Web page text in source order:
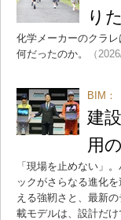
り
化学メーカーのクラ
何だったのか。
（
BIM：
建
用
「現場を止めない」
ックがさらなる進化
える強靭さと、最新
載モデルは、設計だ